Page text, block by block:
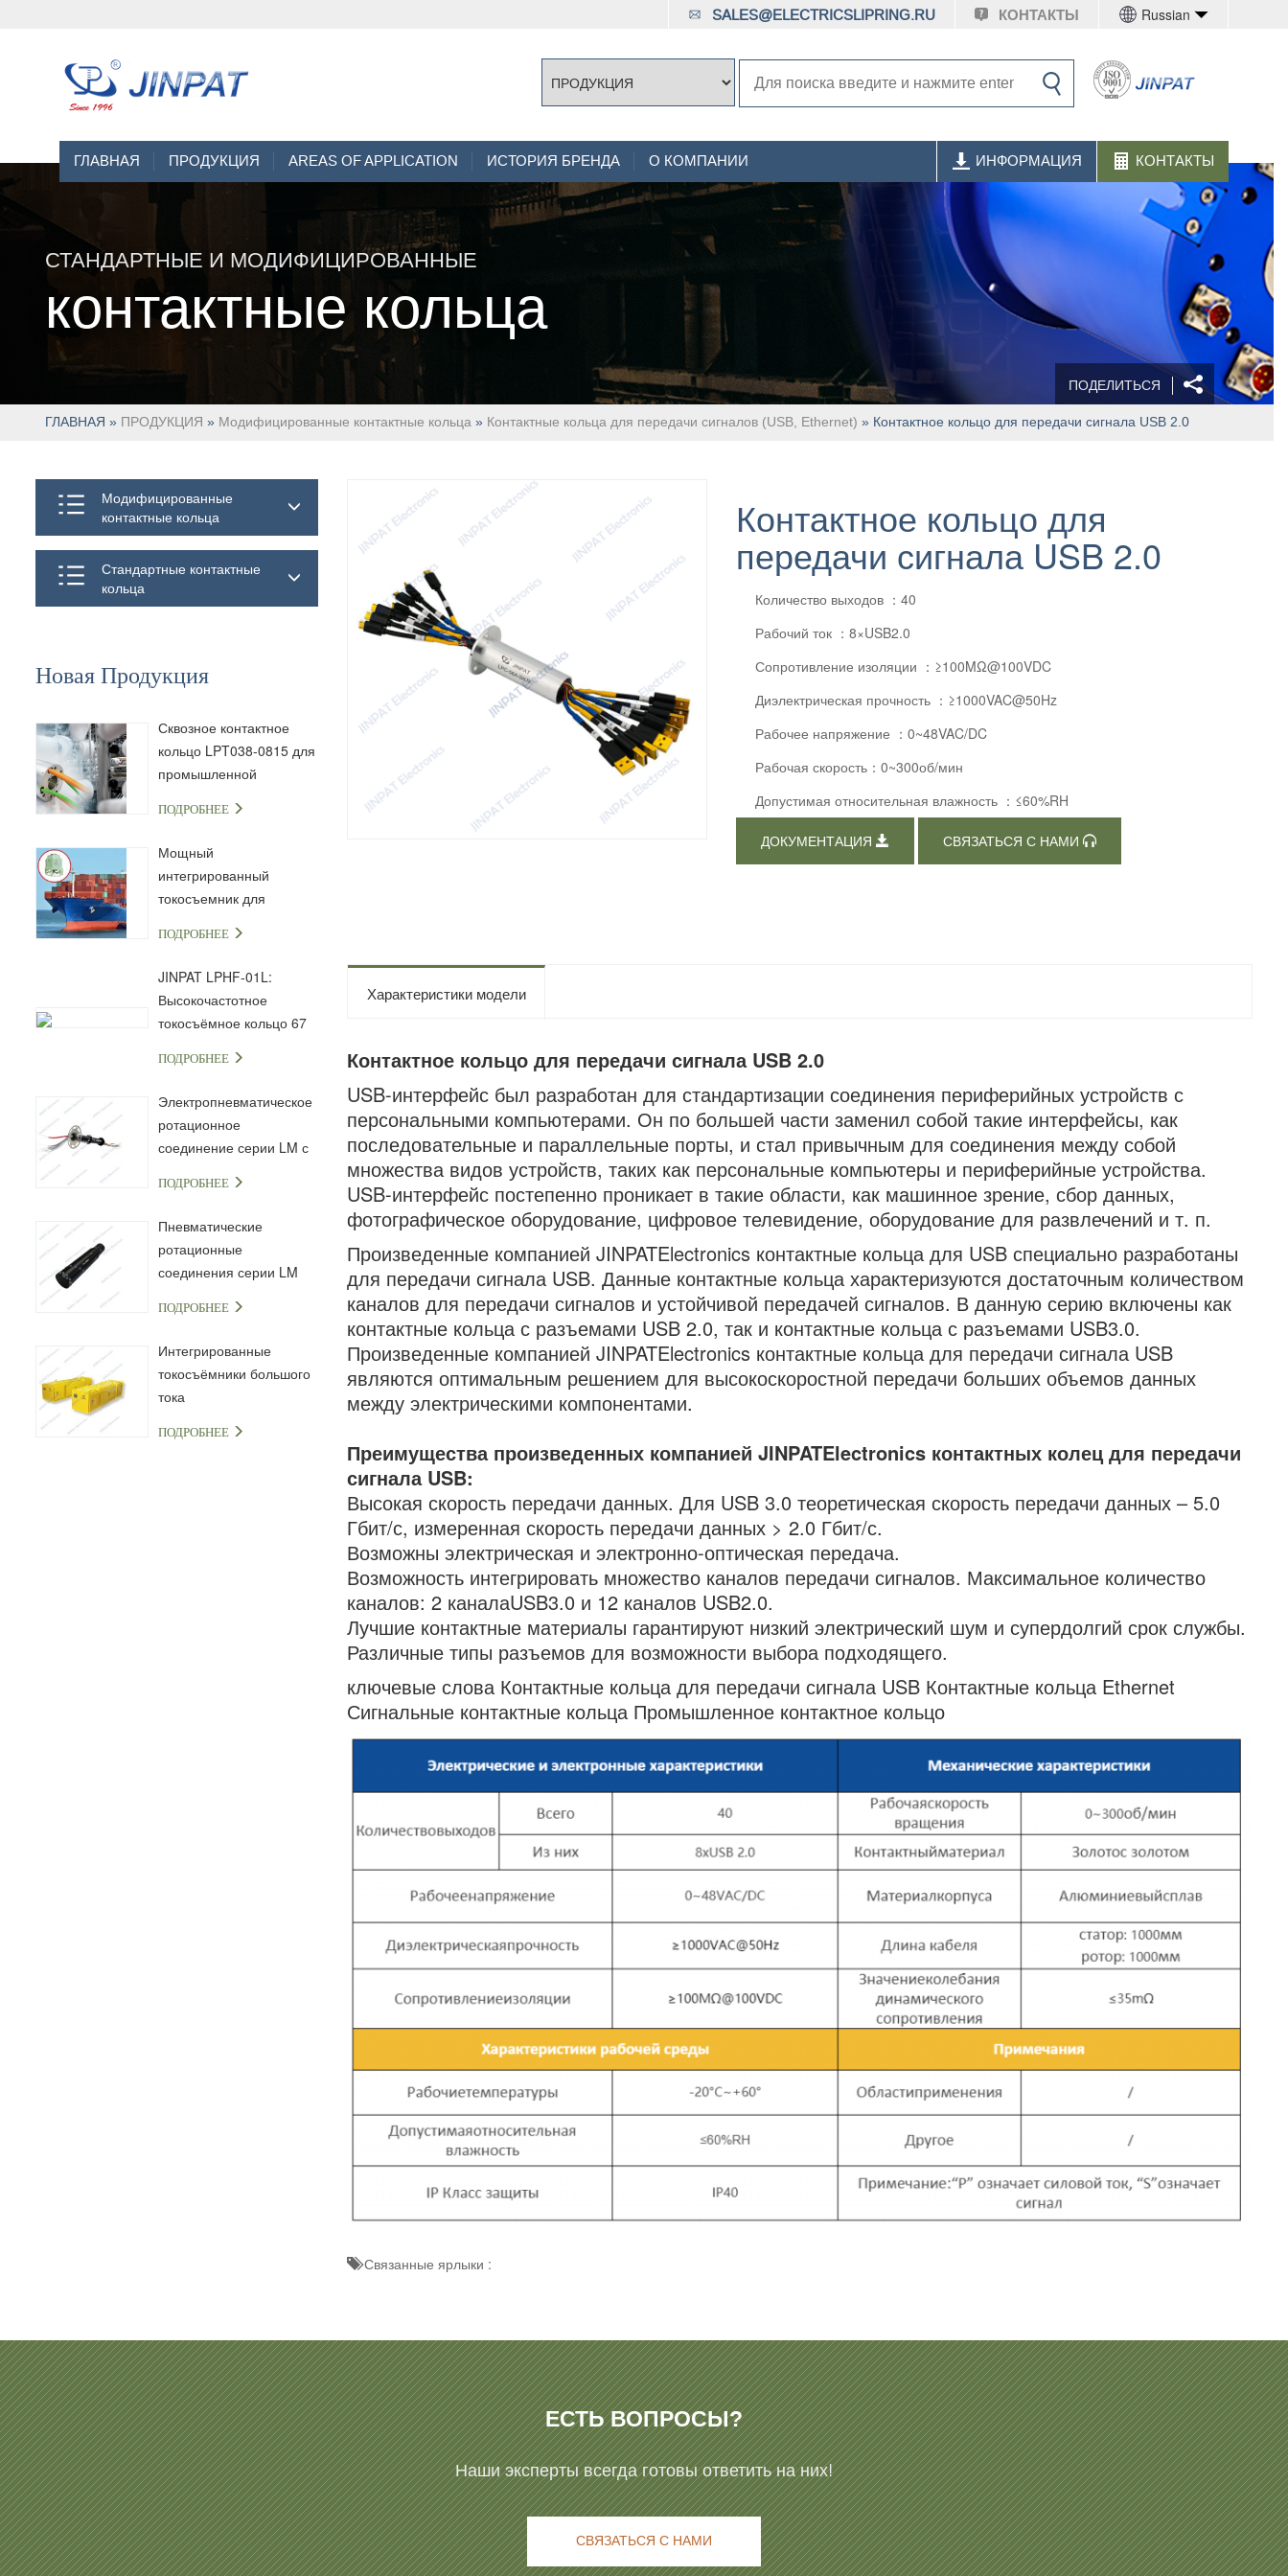
Russian
КОНТАКТЫ
SALES@ELECTRICSLIPRING.RU
ГЛАВНАЯ ПРОДУКЦИЯ AREAS OF APPLICATION ИСТОРИЯ БРЕНДА О КОМПАНИИ КОНТАКТЫ
ИНФОРМАЦИЯ
СТАНДАРТНЫЕ И МОДИФИЦИРОВАННЫЕ
контактные кольца
ГЛАВНАЯ » ПРОДУКЦИЯ » Модифицированные контактные кольца » Контактные кольца для передачи сигналов (USB, Ethernet) » Контактное кольцо для передачи сигнала USB 2.0
ПОДЕЛИТЬСЯ
Модифицированные
контактные кольца
Стандартные контактные
кольца
Новая Продукция
Сквозное контактное
кольцо LPT038-0815 для
промышленной
передачи сигналов
ПОДРОБНЕЕ
Мощный
интегрированный
токосъемник для
промышленной техники
ПОДРОБНЕЕ
JINPAT LPHF-01L:
Высокочастотное
токосъёмное кольцо 67
ПОДРОБНЕЕ
Электропневматическое
ротационное
соединение серии LM с
токосъёмным кольцом
ПОДРОБНЕЕ
Пневматические
ротационные
соединения серии LM
ПОДРОБНЕЕ
Интегрированные
токосъёмники большого
тока
ПОДРОБНЕЕ
Контактное кольцо для
передачи сигнала USB 2.0
Количество выходов ：40
Рабочий ток ：8×USB2.0
Сопротивление изоляции ：≥100MΩ@100VDC
Диэлектрическая прочность ：≥1000VAC@50Hz
Рабочее напряжение ：0~48VAC/DC
Рабочая скорость：0~300об/мин
Допустимая относительная влажность ：≤60%RH
ДОКУМЕНТАЦИЯ СВЯЗАТЬСЯ С НАМИ
Характеристики модели
Контактное кольцо для передачи сигнала USB 2.0
USB-интерфейс был разработан для стандартизации соединения периферийных устройств с
персональными компьютерами. Он по большей части заменил собой такие интерфейсы, как
последовательные и параллельные порты, и стал привычным для соединения между собой
множества видов устройств, таких как персональные компьютеры и периферийные устройства.
USB-интерфейс постепенно проникает в такие области, как машинное зрение, сбор данных,
фотографическое оборудование, цифровое телевидение, оборудование для развлечений и т. п.
Произведенные компанией JINPATElectronics контактные кольца для USB специально разработаны
для передачи сигнала USB. Данные контактные кольца характеризуются достаточным количеством
каналов для передачи сигналов и устойчивой передачей сигналов. В данную серию включены как
контактные кольца с разъемами USB 2.0, так и контактные кольца с разъемами USB3.0.
Произведенные компанией JINPATElectronics контактные кольца для передачи сигнала USB
являются оптимальным решением для высокоскоростной передачи больших объемов данных
между электрическими компонентами.
Преимущества произведенных компанией JINPATElectronics контактных колец для передачи
сигнала USB:
Высокая скорость передачи данных. Для USB 3.0 теоретическая скорость передачи данных – 5.0
Гбит/с, измеренная скорость передачи данных > 2.0 Гбит/с.
Возможны электрическая и электронно-оптическая передача.
Возможность интегрировать множество каналов передачи сигналов. Максимальное количество
каналов: 2 каналаUSB3.0 и 12 каналов USB2.0.
Лучшие контактные материалы гарантируют низкий электрический шум и супердолгий срок службы.
Различные типы разъемов для возможности выбора подходящего.
ключевые слова Контактные кольца для передачи сигнала USB Контактные кольца Ethernet
Сигнальные контактные кольца Промышленное контактное кольцо
Связанные ярлыки :
ЕСТЬ ВОПРОСЫ?
Наши эксперты всегда готовы ответить на них!
СВЯЗАТЬСЯ С НАМИ